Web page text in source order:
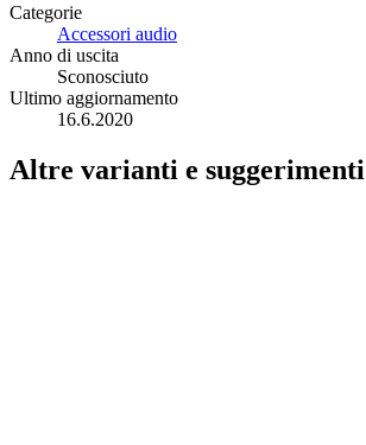
Categorie
Accessori audio
Anno di uscita
Sconosciuto
Ultimo aggiornamento
16.6.2020
Altre varianti e suggerimenti